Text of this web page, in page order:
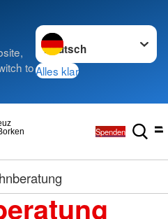
to
Sprache wechseln zu
Alles klar
Spenden